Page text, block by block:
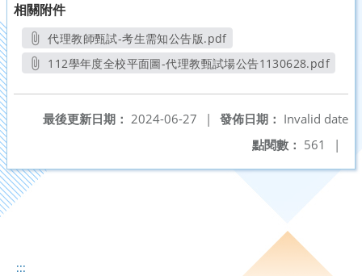
相關附件
代理教師甄試-考生需知公告版.pdf
另開新視窗
112學年度全校平面圖-代理教甄試場公告1130628.pdf
發佈日期： Invalid date
最後更新日期： 2024-06-27
|
點閱數： 561 |
:::